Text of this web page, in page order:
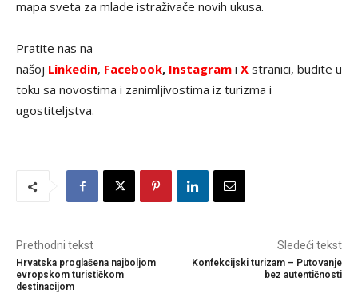
mapa sveta za mlade istraživače novih ukusa.
Pratite nas na
našoj Linkedin, Facebook, Instagram i X stranici, budite u
toku sa novostima i zanimljivostima iz turizma i
ugostiteljstva.
Prethodni tekst
Hrvatska proglašena najboljom
evropskom turističkom
destinacijom
Sledeći tekst
Konfekcijski turizam – Putovanje
bez autentičnosti